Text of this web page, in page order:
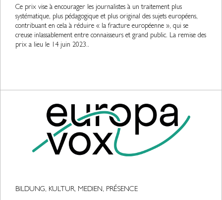
Ce prix vise à encourager les journalistes à un traitement plus
systématique, plus pédagogique et plus original des sujets européens,
contribuant en cela à réduire « la fracture européenne », qui se
creuse inlassablement entre connaisseurs et grand public. La remise des
prix a lieu le 14 juin 2023..
BILDUNG, KULTUR, MEDIEN, PRÉSENCE